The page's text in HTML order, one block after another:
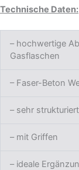
Technische Daten:
– hochwertige
Gasflaschen
– Faser-Beton
– sehr
– mit Griffen
– ideale